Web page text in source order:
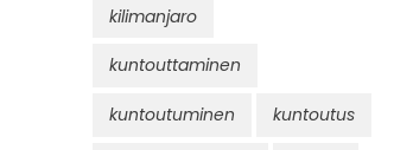
kilimanjaro
kuntouttaminen
kuntoutuminen kuntoutus